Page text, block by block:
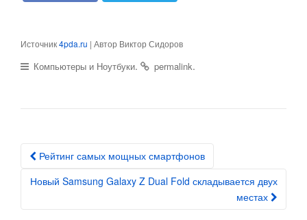
Источник4pda.ru | Автор Виктор Сидоров
Компьютеры и Ноутбуки. permalink.
Post navigation
Рейтинг самых мощных смартфонов
Новый Samsung Galaxy Z Dual Fold складывается двух
местах